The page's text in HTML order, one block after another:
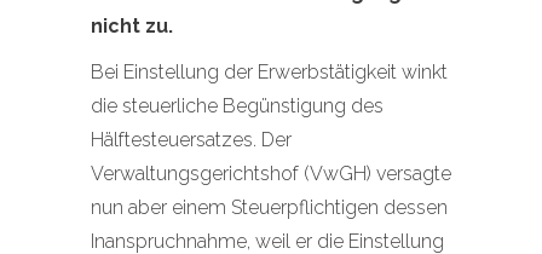
nicht zu.
Bei Einstellung der Erwerbstätigkeit winkt
die steuerliche Begünstigung des
Hälftesteuersatzes. Der
Verwaltungsgerichtshof (VwGH) versagte
nun aber einem Steuerpflichtigen dessen
Inanspruchnahme, weil er die Einstellung